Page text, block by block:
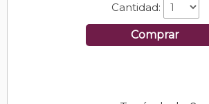
Cantidad:
Comprar